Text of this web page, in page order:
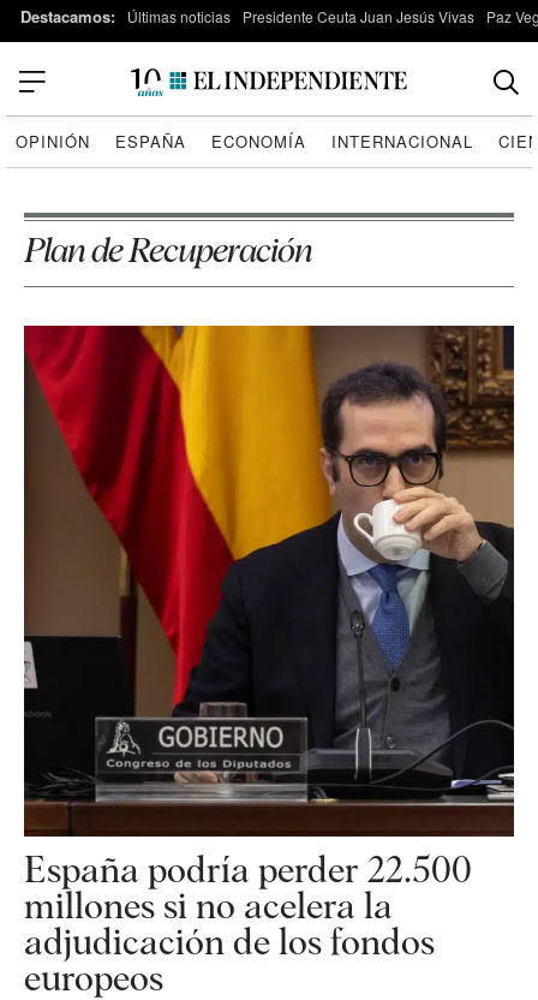
Destacamos: Últimas noticias Presidente Ceuta Juan Jesús Vivas Paz
OPINIÓN ESPAÑA ECONOMÍA INTERNACIONAL
Plan de Recuperación
España podría perder 22.500
millones si no acelera la
adjudicación de los fondos
europeos